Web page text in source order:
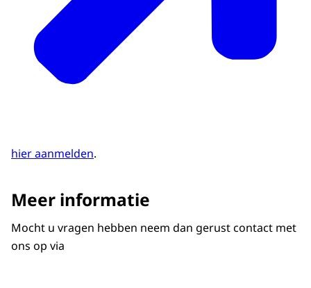
hier aanmelden.
Meer informatie
Mocht u vragen hebben neem dan gerust contact met
ons op via